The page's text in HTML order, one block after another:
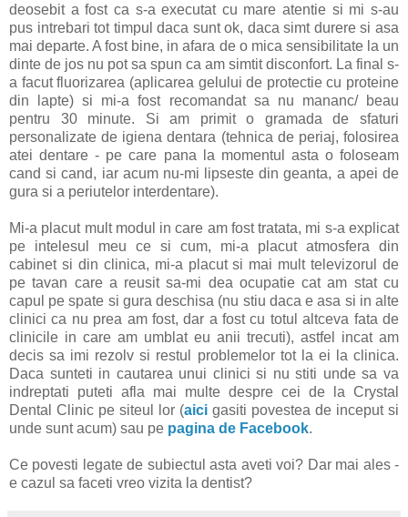
deosebit a fost ca s-a executat cu mare atentie si mi s-au
pus intrebari tot timpul daca sunt ok, daca simt durere si asa
mai departe. A fost bine, in afara de o mica sensibilitate la un
dinte de jos nu pot sa spun ca am simtit disconfort. La final s-
a facut fluorizarea (aplicarea gelului de protectie cu proteine
din lapte) si mi-a fost recomandat sa nu mananc/ beau
pentru 30 minute. Si am primit o gramada de sfaturi
personalizate de igiena dentara (tehnica de periaj, folosirea
atei dentare - pe care pana la momentul asta o foloseam
cand si cand, iar acum nu-mi lipseste din geanta, a apei de
gura si a periutelor interdentare).
Mi-a placut mult modul in care am fost tratata, mi s-a explicat
pe intelesul meu ce si cum, mi-a placut atmosfera din
cabinet si din clinica, mi-a placut si mai mult televizorul de
pe tavan care a reusit sa-mi dea ocupatie cat am stat cu
capul pe spate si gura deschisa (nu stiu daca e asa si in alte
clinici ca nu prea am fost, dar a fost cu totul altceva fata de
clinicile in care am umblat eu anii trecuti), astfel incat am
decis sa imi rezolv si restul problemelor tot la ei la clinica.
Daca sunteti in cautarea unui clinici si nu stiti unde sa va
indreptati puteti afla mai multe despre cei de la Crystal
Dental Clinic pe siteul lor (aici gasiti povestea de inceput si
unde sunt acum) sau pe pagina de Facebook.
Ce povesti legate de subiectul asta aveti voi? Dar mai ales -
e cazul sa faceti vreo vizita la dentist?